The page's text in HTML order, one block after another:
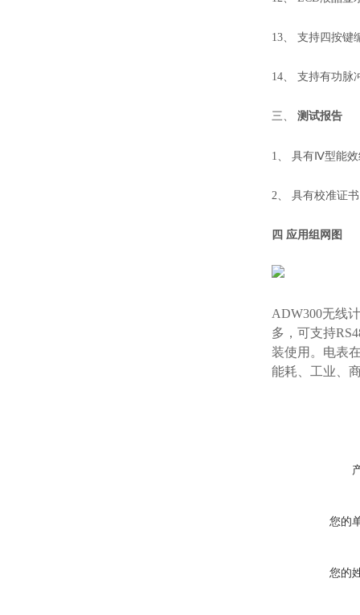
13、 支持四按键
14、 支持有功脉
三、 测试报告
1、 具有Ⅳ型能
2、 具有校准证
四 应用组网图
ADW300无线
多，可支持
装使用。电表
能耗、工业、
您的
您的